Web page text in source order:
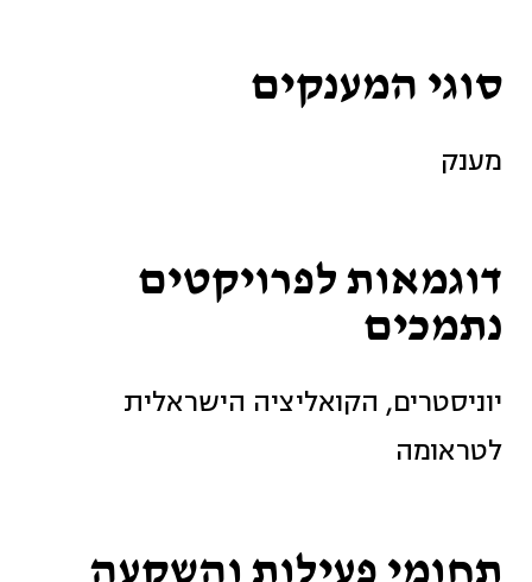
סוגי המענקים
מענק
דוגמאות לפרויקטים
נתמכים
יוניסטרים, הקואליציה הישראלית
לטראומה
תחומי פעילות והשקעה